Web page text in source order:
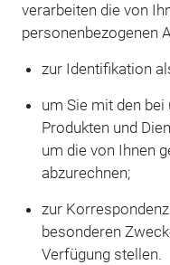
verarbeiten die von
personenbezogenen
zur Identifikation
um Sie mit den
Produkten und
um die von Ihnen
abzurechnen;
zur
besonderen
Verfügung stellen.